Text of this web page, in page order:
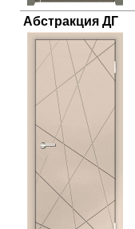
Абстракция ДГ